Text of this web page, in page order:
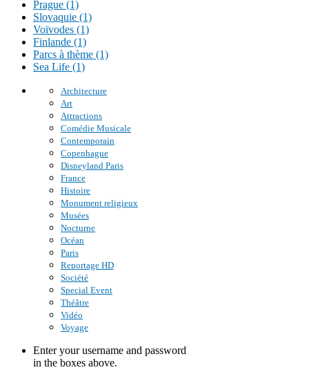
Prague (1)
Slovaquie (1)
Voïvodes (1)
Finlande (1)
Parcs à thème (1)
Sea Life (1)
Architecture
Art
Attractions
Comédie Musicale
Contemporain
Copenhague
Disneyland Paris
France
Histoire
Monument religieux
Musées
Nocturne
Océan
Paris
Reportage HD
Société
Special Event
Théâtre
Vidéo
Voyage
Enter your username and password
in the boxes above.